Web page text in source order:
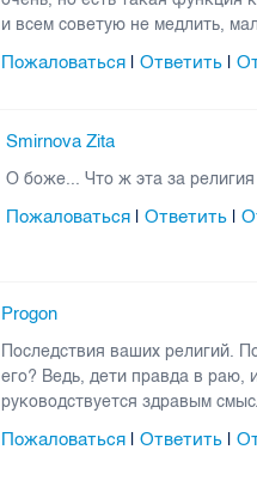
и всем советую не медлить,
Пожаловаться |Ответить |
Smirnova Zita
О боже... Что ж эта за религия
Пожаловаться |Ответить |
Progon
Последствия ваших религий.
его? Ведь, дети правда в раю,
руководствуется здравым
Пожаловаться |Ответить |